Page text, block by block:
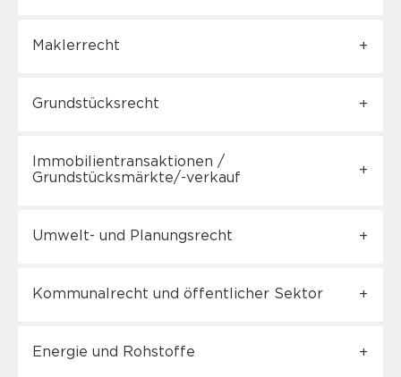
Maklerrecht
Grundstücksrecht
Immobilientransaktionen /
Grundstücksmärkte/-verkauf
Umwelt- und Planungsrecht
Kommunalrecht und öffentlicher Sektor
Energie und Rohstoffe